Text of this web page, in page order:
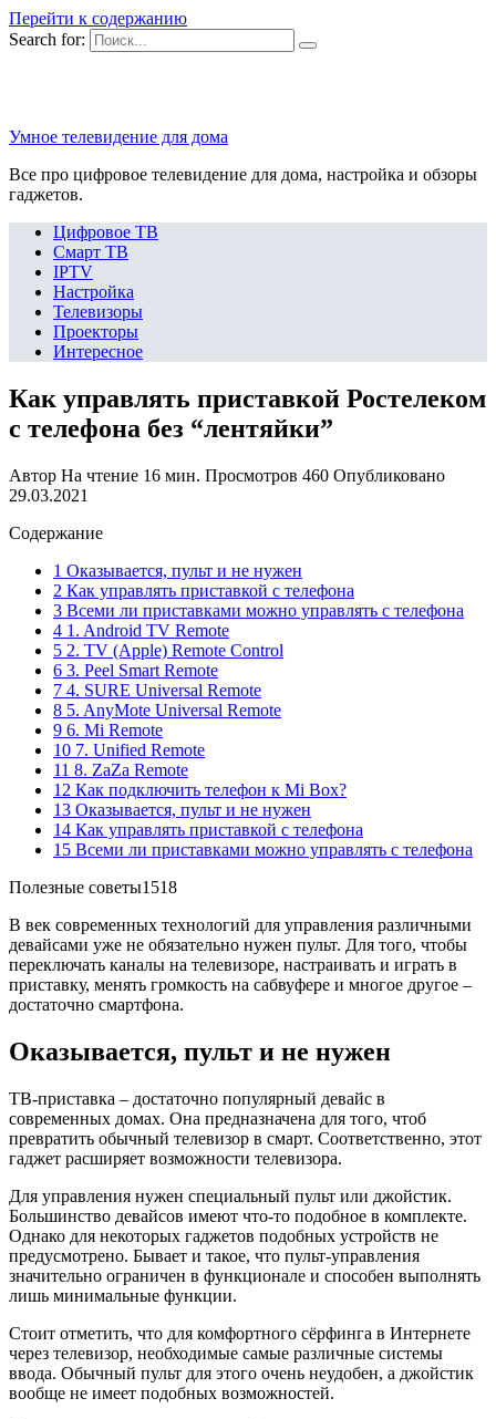
Перейти к содержанию
Search for:
Умное телевидение для дома
Все про цифровое телевидение для дома, настройка и обзоры
гаджетов.
Цифровое ТВ
Смарт ТВ
IPTV
Настройка
Телевизоры
Проекторы
Интересное
Как управлять приставкой Ростелеком
с телефона без “лентяйки”
Автор На чтение 16 мин. Просмотров 460 Опубликовано
29.03.2021
Содержание
1 Оказывается, пульт и не нужен
2 Как управлять приставкой с телефона
3 Всеми ли приставками можно управлять с телефона
4 1. Android TV Remote
5 2. TV (Apple) Remote Control
6 3. Peel Smart Remote
7 4. SURE Universal Remote
8 5. AnyMote Universal Remote
9 6. Mi Remote
10 7. Unified Remote
11 8. ZaZa Remote
12 Как подключить телефон к Mi Box?
13 Оказывается, пульт и не нужен
14 Как управлять приставкой с телефона
15 Всеми ли приставками можно управлять с телефона
Полезные советы1518
В век современных технологий для управления различными
девайсами уже не обязательно нужен пульт. Для того, чтобы
переключать каналы на телевизоре, настраивать и играть в
приставку, менять громкость на сабвуфере и многое другое –
достаточно смартфона.
Оказывается, пульт и не нужен
ТВ-приставка – достаточно популярный девайс в
современных домах. Она предназначена для того, чтоб
превратить обычный телевизор в смарт. Соответственно, этот
гаджет расширяет возможности телевизора.
Для управления нужен специальный пульт или джойстик.
Большинство девайсов имеют что-то подобное в комплекте.
Однако для некоторых гаджетов подобных устройств не
предусмотрено. Бывает и такое, что пульт-управления
значительно ограничен в функционале и способен выполнять
лишь минимальные функции.
Стоит отметить, что для комфортного сёрфинга в Интернете
через телевизор, необходимые самые различные системы
ввода. Обычный пульт для этого очень неудобен, а джойстик
вообще не имеет подобных возможностей.